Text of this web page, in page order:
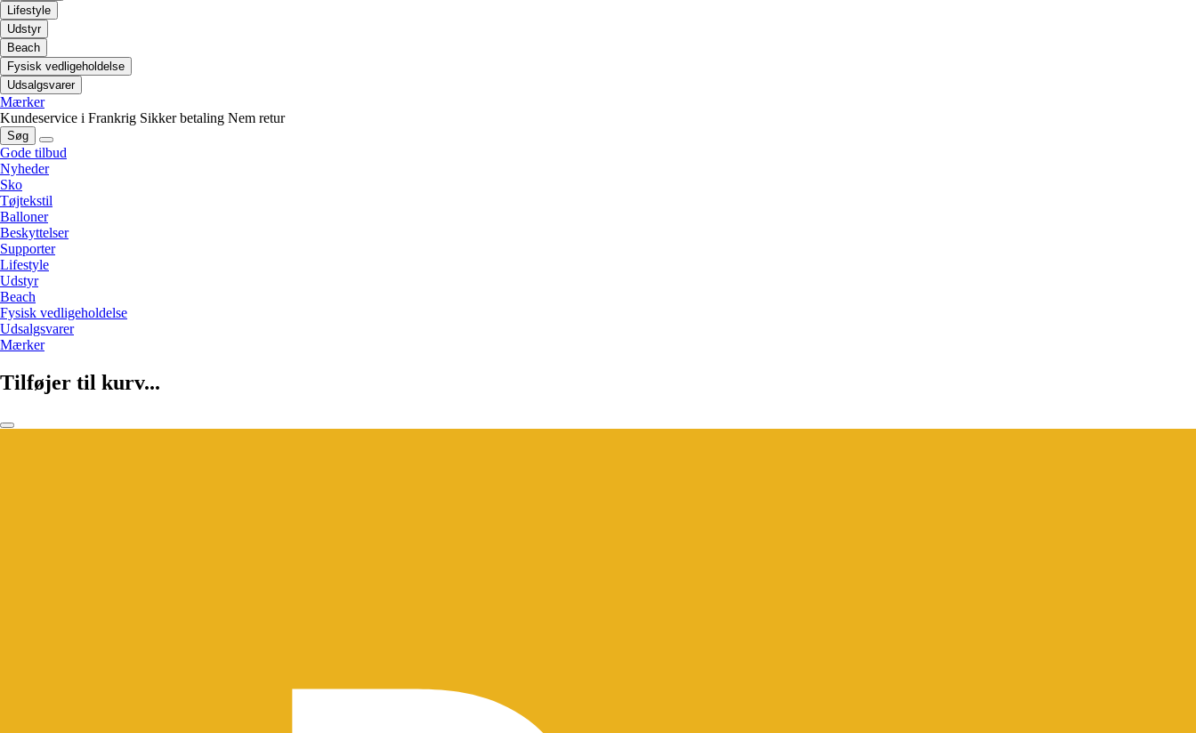
Lifestyle
Udstyr
Beach
Fysisk vedligeholdelse
Udsalgsvarer
Mærker
Kundeservice i Frankrig Sikker betaling Nem retur
Søg
Gode tilbud
Nyheder
Sko
Tøjtekstil
Balloner
Beskyttelser
Supporter
Lifestyle
Udstyr
Beach
Fysisk vedligeholdelse
Udsalgsvarer
Mærker
Tilføjer til kurv...